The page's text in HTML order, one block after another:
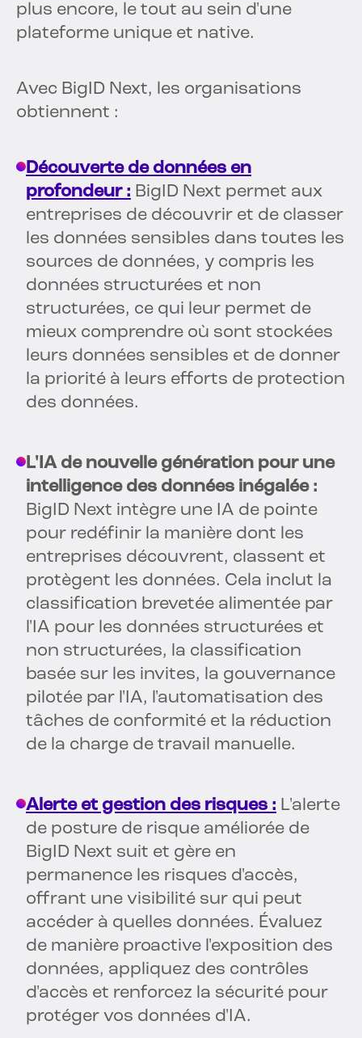
plus encore, le tout au sein d'une
plateforme unique et native.
Avec BigID Next, les organisations
obtiennent :
Découverte de données en
profondeur : BigID Next permet aux
entreprises de découvrir et de classer
les données sensibles dans toutes les
sources de données, y compris les
données structurées et non
structurées, ce qui leur permet de
mieux comprendre où sont stockées
leurs données sensibles et de donner
la priorité à leurs efforts de protection
des données.
L'IA de nouvelle génération pour une
intelligence des données inégalée :
BigID Next intègre une IA de pointe
pour redéfinir la manière dont les
entreprises découvrent, classent et
protègent les données. Cela inclut la
classification brevetée alimentée par
l'IA pour les données structurées et
non structurées, la classification
basée sur les invites, la gouvernance
pilotée par l'IA, l'automatisation des
tâches de conformité et la réduction
de la charge de travail manuelle.
Alerte et gestion des risques : L'alerte
de posture de risque améliorée de
BigID Next suit et gère en
permanence les risques d'accès,
offrant une visibilité sur qui peut
accéder à quelles données. Évaluez
de manière proactive l'exposition des
données, appliquez des contrôles
d'accès et renforcez la sécurité pour
protéger vos données d'IA.